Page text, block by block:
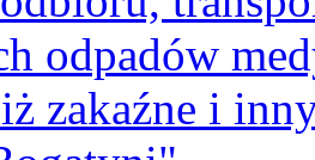
odpadów
zakaźne i